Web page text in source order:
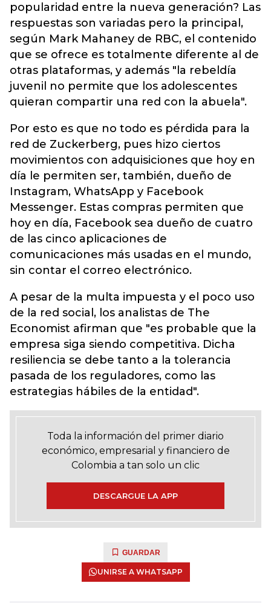
popularidad entre la nueva generación? Las
respuestas son variadas pero la principal,
según Mark Mahaney de RBC, el contenido
que se ofrece es totalmente diferente al de
otras plataformas, y además "la rebeldía
juvenil no permite que los adolescentes
quieran compartir una red con la abuela".
Por esto es que no todo es pérdida para la
red de Zuckerberg, pues hizo ciertos
movimientos con adquisiciones que hoy en
día le permiten ser, también, dueño de
Instagram, WhatsApp y Facebook
Messenger. Estas compras permiten que
hoy en día, Facebook sea dueño de cuatro
de las cinco aplicaciones de
comunicaciones más usadas en el mundo,
sin contar el correo electrónico.
A pesar de la multa impuesta y el poco uso
de la red social, los analistas de The
Economist afirman que "es probable que la
empresa siga siendo competitiva. Dicha
resiliencia se debe tanto a la tolerancia
pasada de los reguladores, como las
estrategias hábiles de la entidad".
Toda la información del primer diario
económico, empresarial y financiero de
Colombia a tan solo un clic
DESCARGUE LA APP
GUARDAR
UNIRSE A WHATSAPP